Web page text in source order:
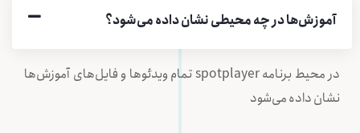
آموزش‌ها در چه محیطی نشان داده می‌شود؟
در محیط برنامه spotplayer تمام ویدئوها و فایل‌های آموزش‌ها
نشان داده می‌شود